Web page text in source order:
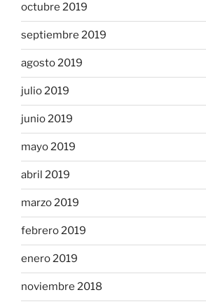
octubre 2019
septiembre 2019
agosto 2019
julio 2019
junio 2019
mayo 2019
abril 2019
marzo 2019
febrero 2019
enero 2019
noviembre 2018